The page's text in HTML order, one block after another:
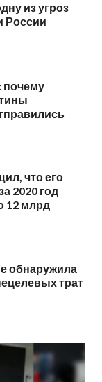
из угроз
России
почему
что его
2020 год
12 млрд
обнаружила
трат